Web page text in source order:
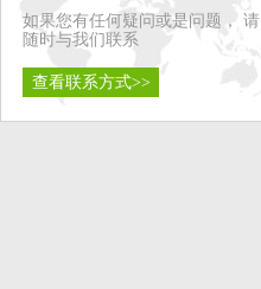
如果您有任何疑问或是问题， 请
随时与我们联系
查看联系方式>>